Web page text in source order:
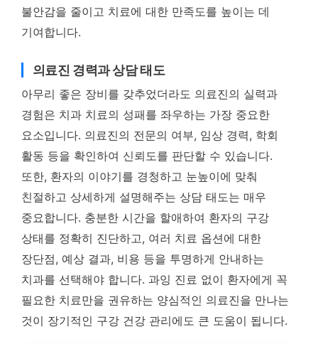
불안감을 줄이고 치료에 대한 만족도를 높이는 데
기여합니다.
의료진 경력과 상담 태도
아무리 좋은 장비를 갖추었더라도 의료진의 실력과
경험은 치과 치료의 성패를 좌우하는 가장 중요한
요소입니다. 의료진의 전문의 여부, 임상 경력, 학회
활동 등을 확인하여 신뢰도를 판단할 수 있습니다.
또한, 환자의 이야기를 경청하고 눈높이에 맞춰
친절하고 상세하게 설명해주는 상담 태도는 매우
중요합니다. 충분한 시간을 할애하여 환자의 구강
상태를 정확히 진단하고, 여러 치료 옵션에 대한
장단점, 예상 결과, 비용 등을 투명하게 안내하는
치과를 선택해야 합니다. 과잉 진료 없이 환자에게 꼭
필요한 치료만을 권유하는 양심적인 의료진을 만나는
것이 장기적인 구강 건강 관리에도 큰 도움이 됩니다.